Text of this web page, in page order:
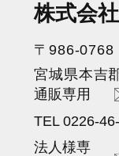
株式会
〒986-0768
宮城県本吉
通販専用
TEL 0226-
法人様専